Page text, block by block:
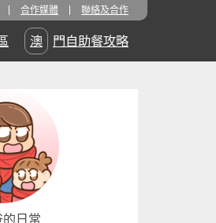
合作媒體 聯絡及合作
澳門自助餐攻略
的日常